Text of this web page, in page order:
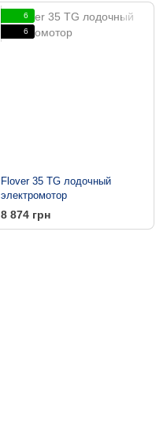
6
6
Flover 35 TG лодочный
электромотор
8 874 грн